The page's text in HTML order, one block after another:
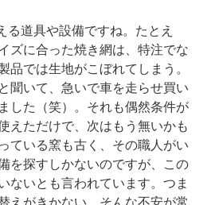
る道具や設備ですね。たとえ
ズに合った焼き網は、特注でな
品では生地がこぼれてしまう。
聞いて、急いで車を走らせ買い
した（笑）。それも偶然条件が
えただけで、次はもう無いかも
ている窯も古く、その職人がい
を探すしかないのですが、この
ないとも言われています。つま
えがきかない。そんな不安が常